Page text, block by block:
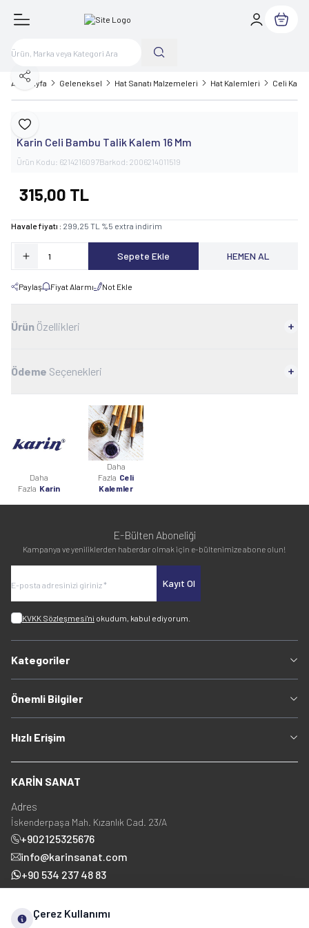
Sepetim
Ana Sayfa Geleneksel Hat Sanatı Malzemeleri Hat Kalemleri Celi
Favoriye Ekle
Paylaş
Karin
Karin Celi Bambu Talik Kalem 16 Mm
Ürün Kodu: 6214216097Barkod: 2006214011519
315,00 TL
Havale fiyatı : 299,25 TL %5 extra indirim
Sepete Ekle HEMEN AL
Paylaş Fiyat Alarmı Not Ekle
Ürün Özellikleri
Ödeme Seçenekleri
Daha
Fazla Karin
Daha
Fazla Celi
Kalemler
E-Bülten Aboneliği
Kampanya ve yeniliklerden haberdar olmak için e-bültenimize abone olun!
Kayıt Ol
KVKK Sözleşmesi'ni okudum, kabul ediyorum.
Kategoriler
Önemli Bilgiler
Hızlı Erişim
KARİN SANAT
Adres
İskenderpaşa Mah. Kızanlık Cad. 23/A
+902125325676
info@karinsanat.com
+90 534 237 48 83
Çerez Kullanımı